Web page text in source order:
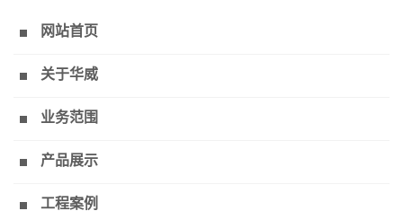
网站首页
关于华威
业务范围
产品展示
工程案例